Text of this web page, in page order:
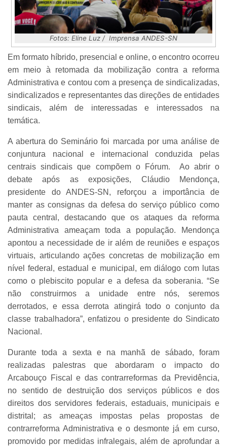
Fotos: Eline Luz / Imprensa ANDES-SN
Em formato híbrido, presencial e online, o encontro ocorreu
em meio à retomada da mobilização contra a reforma
Administrativa e contou com a presença de sindicalizadas,
sindicalizados e representantes das direções de entidades
sindicais, além de interessadas e interessados na
temática.
A abertura do Seminário foi marcada por uma análise de
conjuntura nacional e internacional conduzida pelas
centrais sindicais que compõem o Fórum. Ao abrir o
debate após as exposições, Cláudio Mendonça,
presidente do ANDES-SN, reforçou a importância de
manter as consignas da defesa do serviço público como
pauta central, destacando que os ataques da reforma
Administrativa ameaçam toda a população. Mendonça
apontou a necessidade de ir além de reuniões e espaços
virtuais, articulando ações concretas de mobilização em
nível federal, estadual e municipal, em diálogo com lutas
como o plebiscito popular e a defesa da soberania. “Se
não construirmos a unidade entre nós, seremos
derrotados, e essa derrota atingirá todo o conjunto da
classe trabalhadora”, enfatizou o presidente do Sindicato
Nacional.
Durante toda a sexta e na manhã de sábado, foram
realizadas palestras que abordaram o impacto do
Arcabouço Fiscal e das contrarreformas da Previdência,
no sentido de destruição dos serviços públicos e dos
direitos dos servidores federais, estaduais, municipais e
distrital; as ameaças impostas pelas propostas de
contrarreforma Administrativa e o desmonte já em curso,
promovido por medidas infralegais, além de aprofundar a